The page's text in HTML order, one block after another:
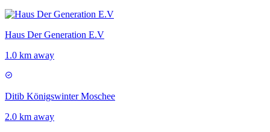
Haus Der Generation E.V
1.0 km away
Ditib Königswinter Moschee
2.0 km away